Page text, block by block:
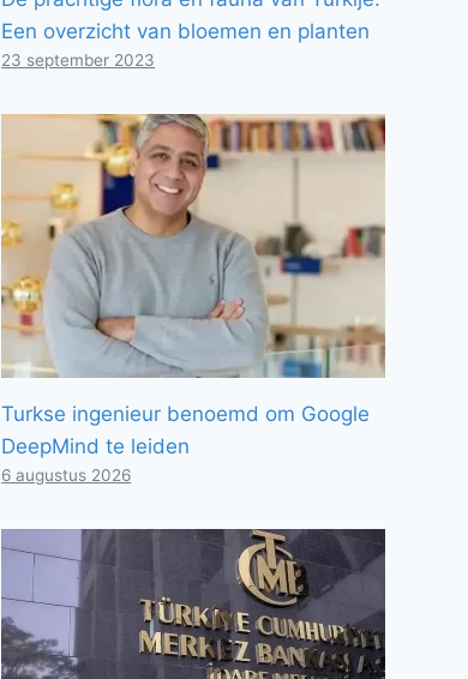
Een overzicht van bloemen en planten
23 september 2023
Turkse ingenieur benoemd om Google
DeepMind te leiden
6 augustus 2026